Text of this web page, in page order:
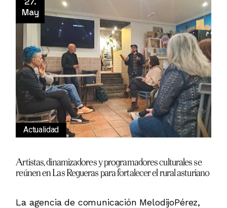
May
Actualidad
Artistas, dinamizadores y programadores culturales se
reúnen en Las Regueras para fortalecer el rural asturiano
La agencia de comunicación MelodijoPérez,